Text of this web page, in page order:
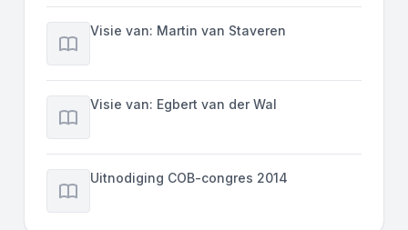
Visie van: Martin van Staveren
Visie van: Egbert van der Wal
Uitnodiging COB-congres 2014